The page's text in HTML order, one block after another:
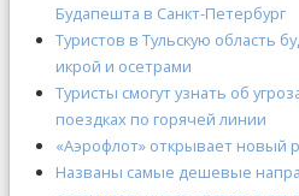
Будапешта в Санкт-Петербург
Туристов в Тульскую область
икрой и осетрами
Туристы смогут узнать об
поездках по горячей линии
«Аэрофлот» открывает новый
Названы самые дешевые